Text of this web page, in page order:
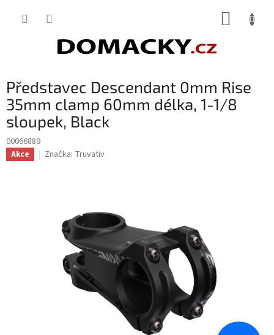
Představec Descendant 0mm Rise
35mm clamp 60mm délka, 1-1/8
sloupek, Black
00066889
Akce Značka: Truvativ